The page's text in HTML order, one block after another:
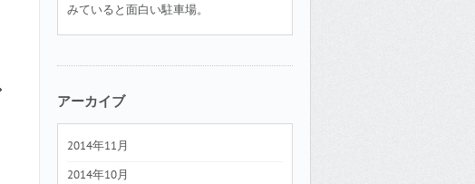
みていると面白い駐車場。
アーカイブ
2014年11月
2014年10月